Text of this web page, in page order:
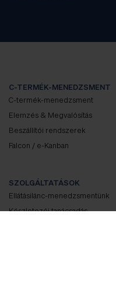
C-TERMÉK-MENEDZSMENT
C-termék-menedzsment
Elemzés & Megvalósítás
Beszállítói rendszerek
Falcon / e-Kanban
SZOLGÁLTATÁSOK
Ellátásilánc-menedzsmentünk
Készletezéi tanácsadás